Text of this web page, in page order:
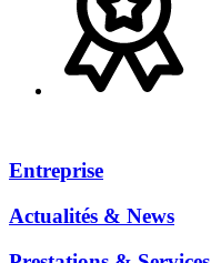
Entreprise
Actualités & News